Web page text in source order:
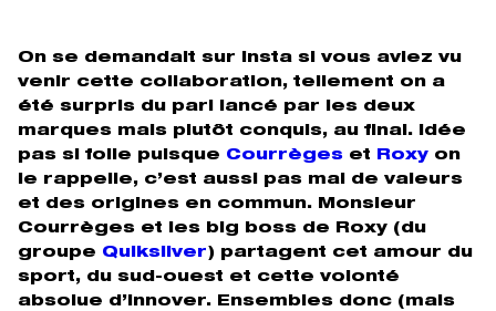
On se demandait sur insta si vous aviez vu
venir cette collaboration, tellement on a
été surpris du pari lancé par les deux
marques mais plutôt conquis, au final. Idée
pas si folle puisque Courrèges et Roxy on
le rappelle, c’est aussi pas mal de valeurs
et des origines en commun. Monsieur
Courrèges et les big boss de Roxy (du
groupe Quiksilver ) partagent cet amour du
sport, du sud-ouest et cette volonté
absolue d’innover. Ensembles donc (mais